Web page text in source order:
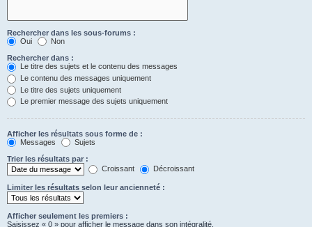
Rechercher dans les sous-forums :
Oui
Non
Rechercher dans :
Le titre des sujets et le contenu des messages
Le contenu des messages uniquement
Le titre des sujets uniquement
Le premier message des sujets uniquement
Afficher les résultats sous forme de :
Messages
Sujets
Trier les résultats par :
Croissant
Décroissant
Limiter les résultats selon leur ancienneté :
Afficher seulement les premiers :
Saisissez « 0 » pour afficher le message dans son intégralité.